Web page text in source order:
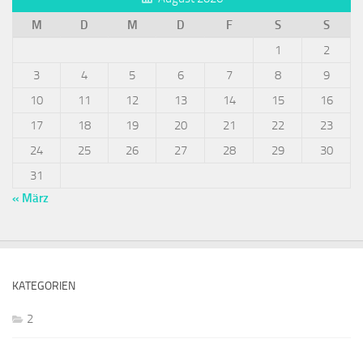
M
D M D F S
S
1
2
3
4 5 6 7 8
9
10
11 12 13 14 15
16
17
18 19 20 21 22
23
24
25 26 27 28 29
30
31
« März
KATEGORIEN
2